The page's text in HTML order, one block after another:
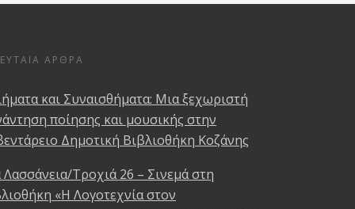
ΆΡΘΡΑ
και Συναισθήματα: Μια ξεχωριστή
ποίησης και μουσικής στην
Δημοτική Βιβλιοθήκη Κοζάνης
Λασσάνεια/Τροχιά 26 – Σινεμά στη
«Η Λογοτεχνία στον